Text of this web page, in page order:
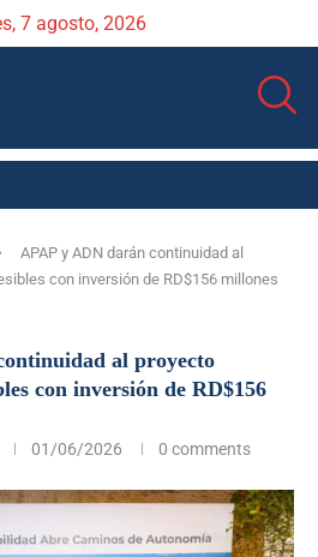
7 agosto, 2026
APAP y ADN darán continuidad al
con inversión de RD$156 millones
al proyecto
con inversión de RD$156
01/06/2026 0 comments